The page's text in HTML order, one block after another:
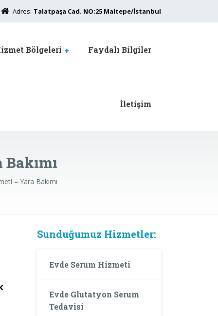
Adres: Talatpaşa Cad. NO:25 Maltepe/İstanbul
Bölgeleri Faydalı Bilgiler
İletişim
– Yara Bakımı
Sunduğumuz Hizmetler:
Evde Serum Hizmeti
Evde Glutatyon Serum
Tedavisi